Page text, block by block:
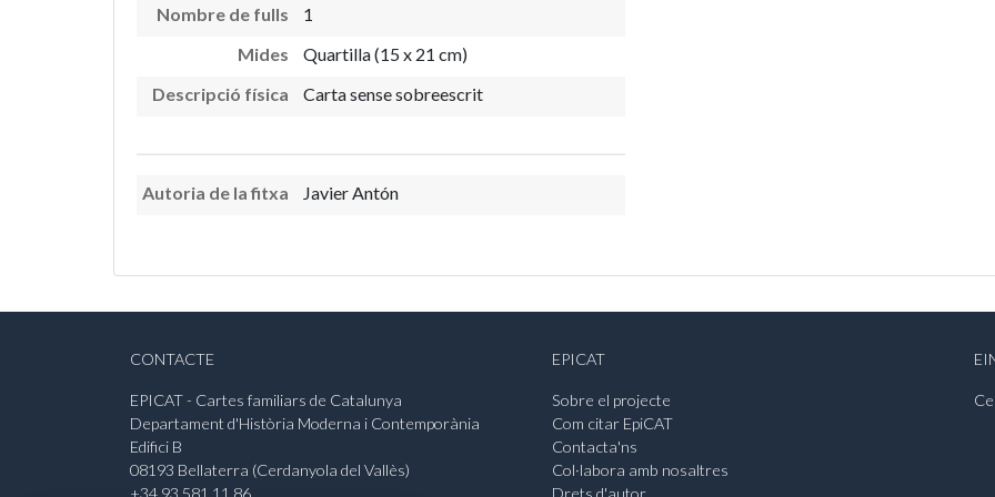
Nombre de fulls
1
Mides
Quartilla (15 x 21 cm)
Descripció física
Carta sense sobreescrit
Autoria de la fitxa Javier Antón
CONTACTE
EPICAT - Cartes familiars de Catalunya
Departament d'Història Moderna i Contemporània
Edifici B
08193 Bellaterra (Cerdanyola del Vallès)
EPICAT
Sobre el projecte
Com citar EpiCAT
Contacta'ns
Col·labora amb nosaltres